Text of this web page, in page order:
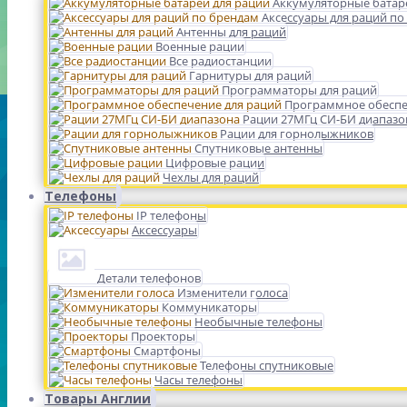
Аксессуары для раций
Антенны для раций
Военные рации
Все радиостанции
Гарнитуры для раций
Программаторы для раций
Программное
Рации 27МГц СИ-БИ
Рации для горнолыжников
Спутниковые антенны
Цифровые рации
Чехлы для раций
Телефоны
IP телефоны
Аксессуары
Детали телефонов
Изменители голоса
Коммуникаторы
Необычные телефоны
Проекторы
Смартфоны
Телефоны спутниковые
Часы телефоны
Товары Англии